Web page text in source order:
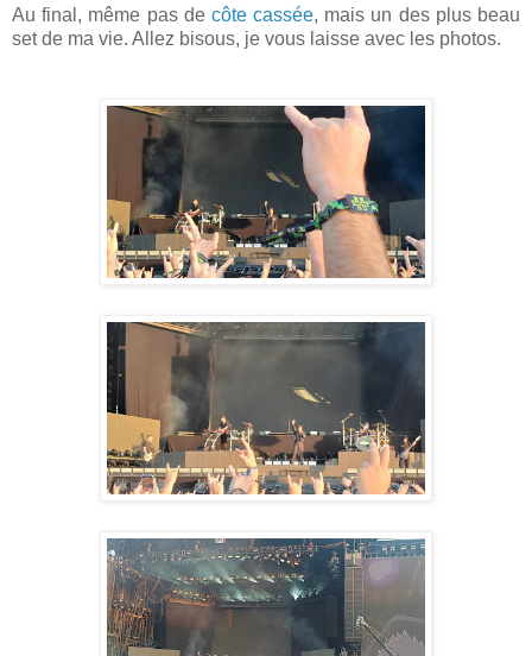
Au final, même pas de côte cassée, mais un des plus beau
set de ma vie. Allez bisous, je vous laisse avec les photos.